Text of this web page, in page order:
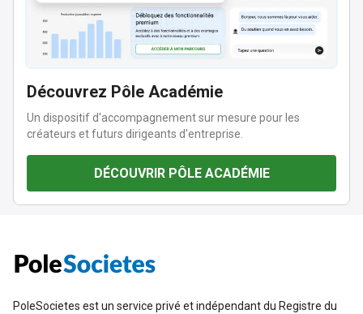
Découvrez Pôle Académie
Un dispositif d'accompagnement sur mesure pour les
créateurs et futurs dirigeants d'entreprise.
DÉCOUVRIR PÔLE ACADÉMIE
PoleSocietes est un service privé et indépendant du Registre du